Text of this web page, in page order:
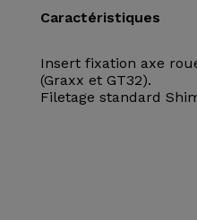
Caractéristiques
Insert fixation axe
(Graxx et GT32).
Filetage standard